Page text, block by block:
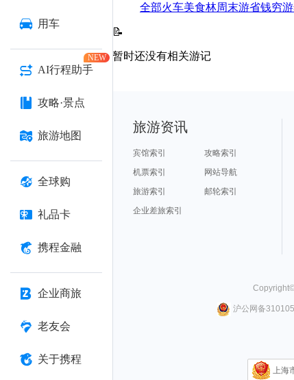
用车
AI行程助手
NEW
攻略·景点
旅游地图
全球购
礼品卡
携程金融
企业商旅
老友会
关于携程
全部火车美食林周末游省钱穷游
📝
暂时还没有相关游记
旅游资讯
宾馆索引
攻略索引
机票索引
网站导航
旅游索引
邮轮索引
企业差旅索引
沪公网备
上海